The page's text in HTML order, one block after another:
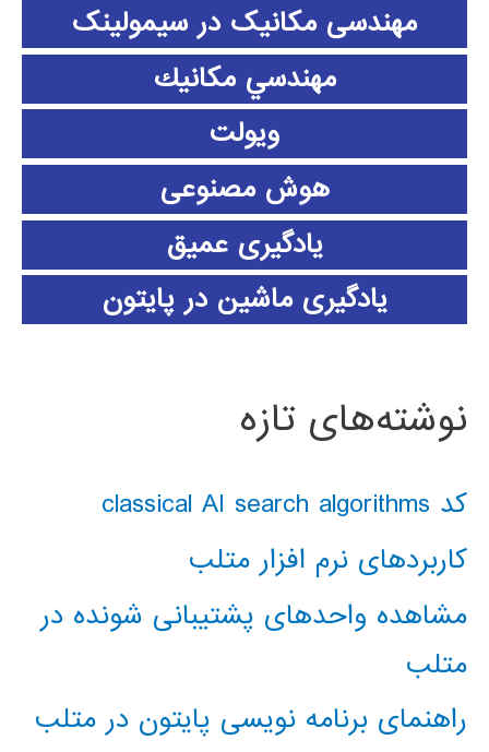
مهندسی مکانیک در سیمولینک
مهندسي مكانيك
ویولت
هوش مصنوعی
یادگیری عمیق
یادگیری ماشین در پایتون
نوشته‌های تازه
کد classical AI search algorithms
کاربردهای نرم افزار متلب
مشاهده واحدهای پشتیبانی شونده در
متلب
راهنمای برنامه نویسی پایتون در متلب